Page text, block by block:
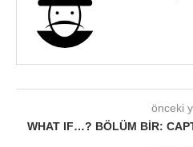
önceki
WHAT IF…? BÖLÜM BIR: